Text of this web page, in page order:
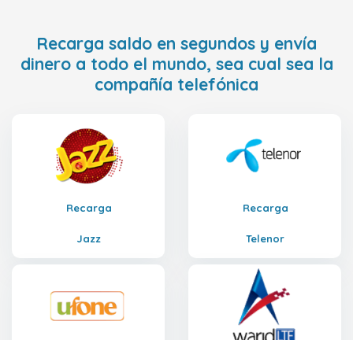
Recarga saldo en segundos y envía
dinero a todo el mundo, sea cual sea la
compañía telefónica
Recarga
Jazz
Recarga
Telenor